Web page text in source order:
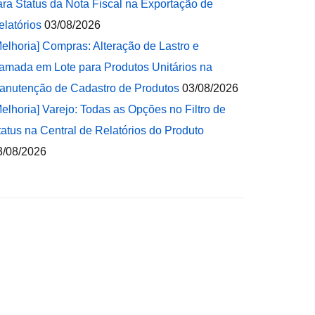
Status da Nota Fiscal na Exportação de
03/08/2026
Compras: Alteração de Lastro e
em Lote para Produtos Unitários na
de Cadastro de Produtos 03/08/2026
Varejo: Todas as Opções no Filtro de
na Central de Relatórios do Produto
08/2026